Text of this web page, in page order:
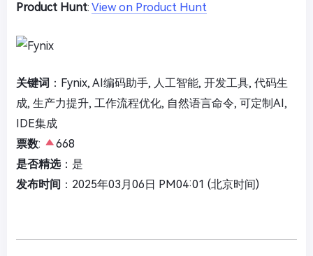
Product Hunt: View on Product Hunt
关键词 ：Fynix, AI编码助手, 人工智能, 开发工具, 代码生
成, 生产力提升, 工作流程优化, 自然语言命令, 可定制AI,
IDE集成
票数:
668
是否精选：是
发布时间 ：2025年03月06日 PM04:01 (北京时间)